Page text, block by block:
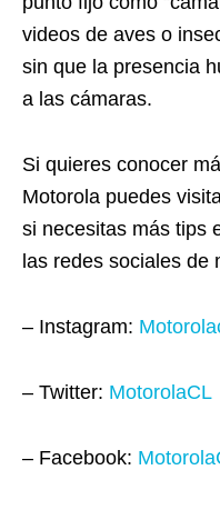
videos de aves o
sin que la presencia
a las cámaras.
Si quieres conocer
Motorola puedes
si necesitas más tips
las redes sociales de
– Instagram:
– Twitter: MotorolaCL
– Facebook: